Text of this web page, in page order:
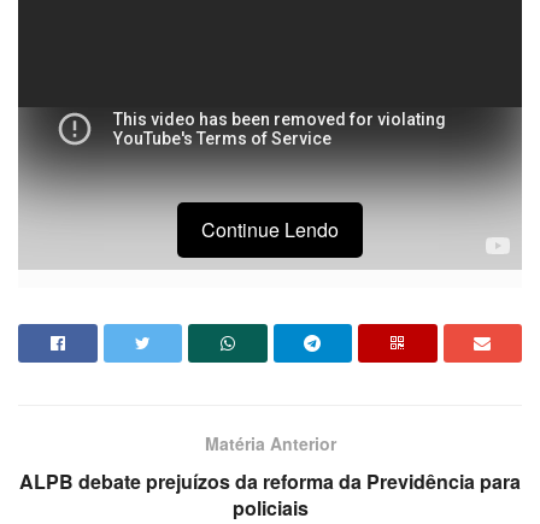
Continue Lendo
Matéria Anterior
ALPB debate prejuízos da reforma da Previdência para
policiais